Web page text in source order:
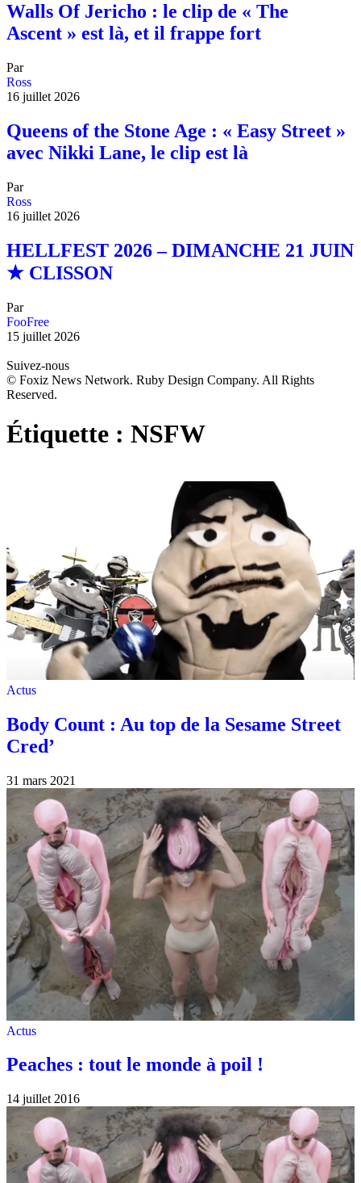
Walls Of Jericho : le clip de « The
Ascent » est là, et il frappe fort
Par
Ross
16 juillet 2026
Queens of the Stone Age : « Easy Street »
avec Nikki Lane, le clip est là
Par
Ross
16 juillet 2026
HELLFEST 2026 – DIMANCHE 21 JUIN
★ CLISSON
Par
FooFree
15 juillet 2026
Suivez-nous
© Foxiz News Network. Ruby Design Company. All Rights
Reserved.
Étiquette : NSFW
Actus
Body Count : Au top de la Sesame Street
Cred’
31 mars 2021
Actus
Peaches : tout le monde à poil !
14 juillet 2016